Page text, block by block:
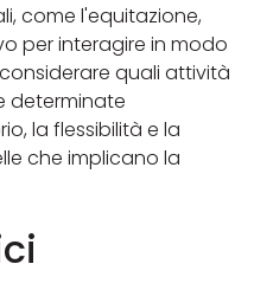
come l'equitazione,
per interagire in modo
quali attività
determinate
la flessibilità e la
che implicano la